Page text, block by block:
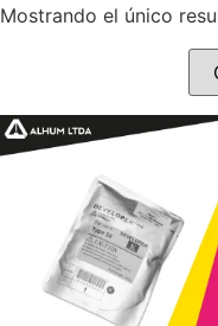
Mostrando el único